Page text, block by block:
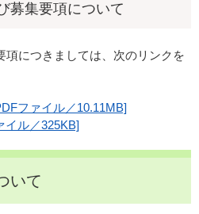
募集要項について
項につきましては、次のリンクを
ファイル／10.11MB]
イル／325KB]
いて